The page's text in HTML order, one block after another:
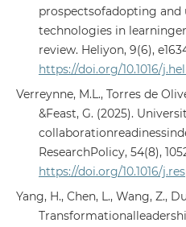
prospectsofadopting and
technologies in
review. Heliyon, 9(6),
https://doi.org/10.1016/
Verreynne, M.L., Torres de
&Feast, G. (2025).
ResearchPolicy, 54(8),
https://doi.org/10.1016/
Yang, H., Chen, L., Wang, Z.,